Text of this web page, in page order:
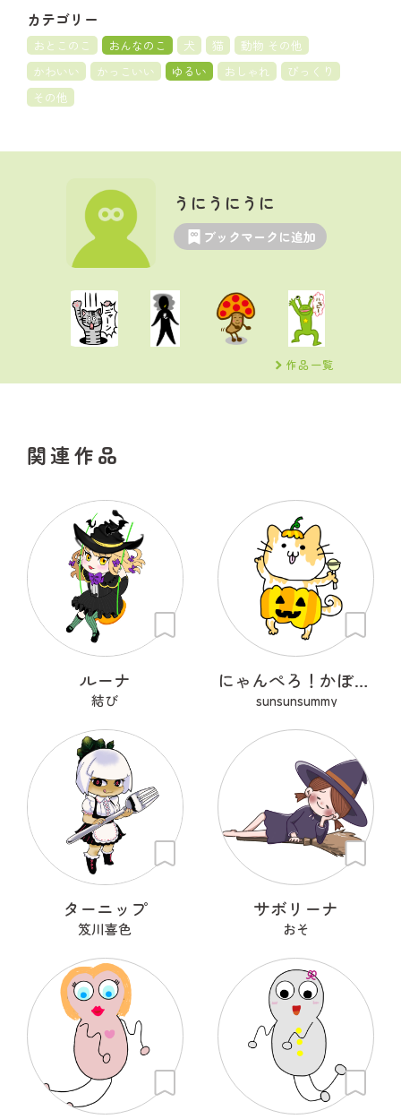
カテゴリー
おとこのこ おんなのこ 犬 猫
動物 その他
かわいい
かっこいい ゆるい おしゃれ
びっくり
その他
うにうにうに
ブックマークに追加
作品一覧
関連作品
ルーナ
結び
にゃんぺろ！かぼちゃっ
sunsunsummy
ターニップ
笈川喜色
サボリーナ
おそ